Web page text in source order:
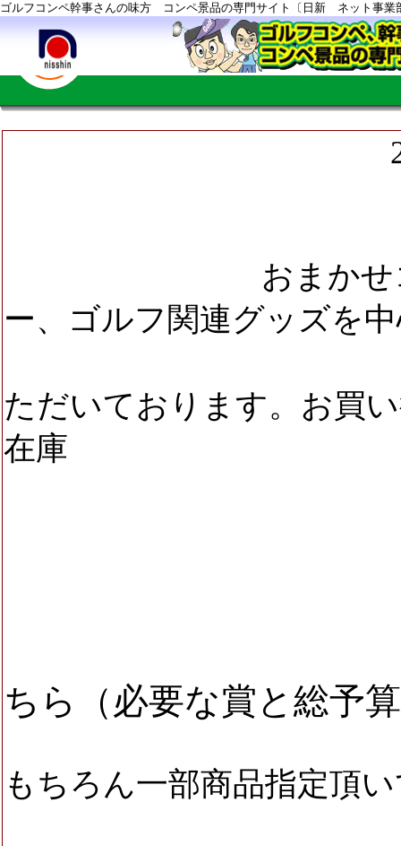
ゴルフコンペ幹事さんの味方 コンペ景品の専門サイト〔日新 ネット事業
2/16コンペ
おまかせコー
ー、 ゴルフ関連グッズを
ただいております。お買
在庫
ちら（ 必要な賞と総予
もちろん一部商品指定頂